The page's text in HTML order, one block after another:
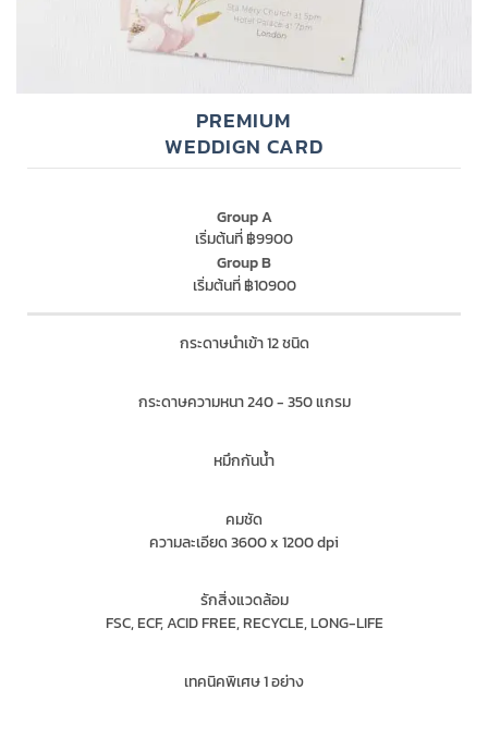
PREMIUM
WEDDIGN CARD
Group A
เริ่มต้นที่ ฿9900
Group B
เริ่มต้นที่ ฿10900
กระดาษนำเข้า 12 ชนิด
กระดาษความหนา 240 - 350 แกรม
หมึกกันน้ำ
คมชัด
ความละเอียด 3600 x 1200 dpi
รักสิ่งแวดล้อม
FSC, ECF, ACID FREE, RECYCLE, LONG-LIFE
เทคนิคพิเศษ 1 อย่าง